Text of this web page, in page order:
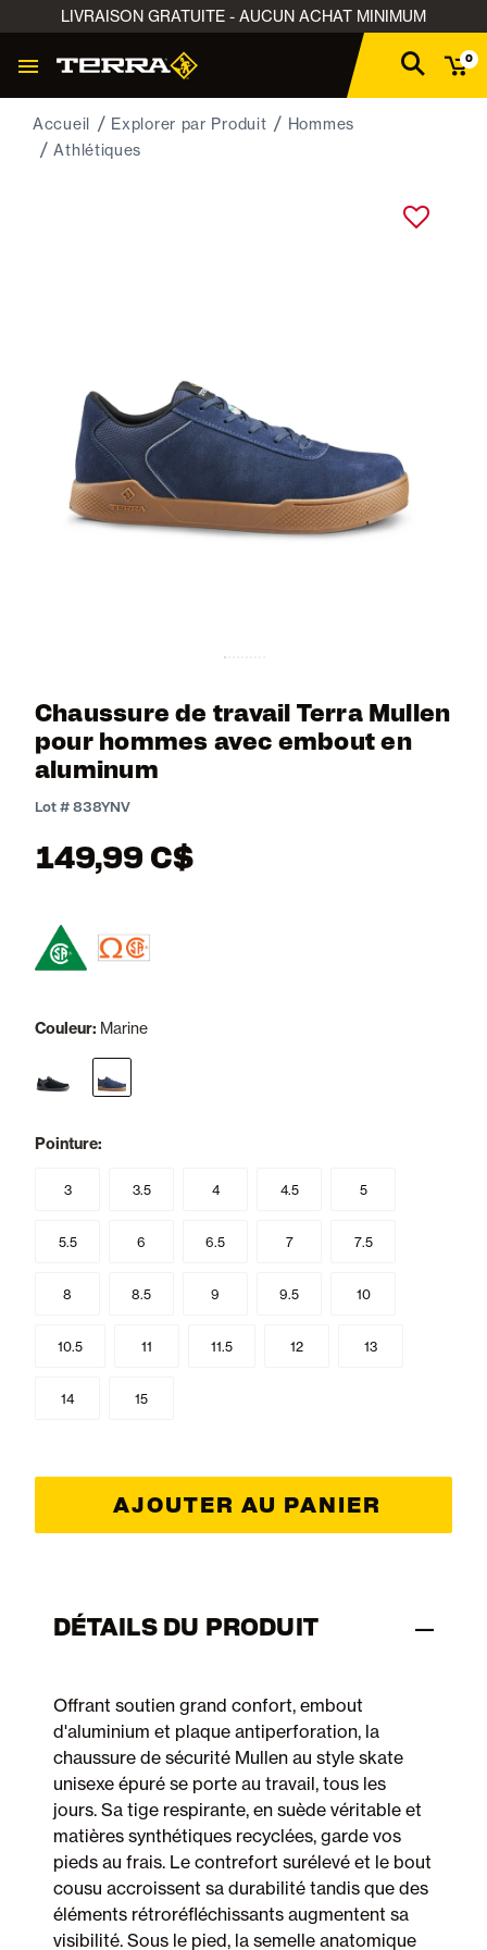
LIVRAISON GRATUITE - AUCUN ACHAT MINIMUM
0
Accueil Explorer par Produit
Hommes
Athlétiques
Chaussure de travail Terra Mullen
pour hommes avec embout en
aluminum
Lot # 838YNV
3,3 out of 5 Customer Rating
149,99 C$
Couleur: Marine
Pointure:
3 3.5 4 4.5 5
5.5 6 6.5 7 7.5
8 8.5 9 9.5 10
10.5 11 11.5 12 13
14 15
AJOUTER AU PANIER
DÉTAILS DU PRODUIT
Offrant soutien grand confort, embout
d'aluminium et plaque antiperforation, la
chaussure de sécurité Mullen au style skate
unisexe épuré se porte au travail, tous les
jours. Sa tige respirante, en suède véritable et
matières synthétiques recyclées, garde vos
pieds au frais. Le contrefort surélevé et le bout
cousu accroissent sa durabilité tandis que des
éléments rétroréfléchissants augmentent sa
visibilité. Sous le pied, la semelle anatomique